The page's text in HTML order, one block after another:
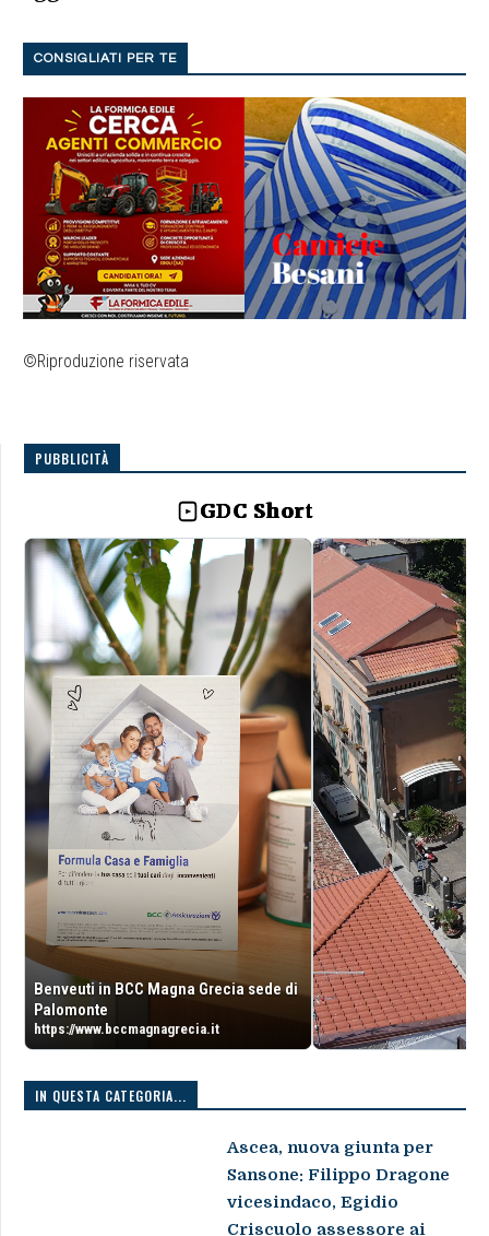
CONSIGLIATI PER TE
©Riproduzione riservata
PUBBLICITÀ
GDC Short
Benveuti in BCC Magna Grecia sede di
Palomonte
https://www.bccmagnagrecia.it
IN QUESTA CATEGORIA...
Ascea, nuova giunta per
Sansone: Filippo Dragone
vicesindaco, Egidio
Criscuolo assessore ai